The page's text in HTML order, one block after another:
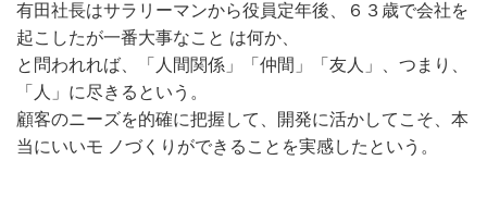
有田社長はサラリーマンから役員定年後、６３歳で会社を
起こしたが一番大事なこと は何か、
と問われれば、「人間関係」「仲間」「友人」、つまり、
「人」に尽きるという。
顧客のニーズを的確に把握して、開発に活かしてこそ、本
当にいいモ ノづくりができることを実感したという。